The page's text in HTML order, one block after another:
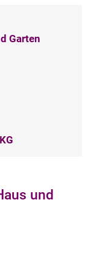
Garten
und